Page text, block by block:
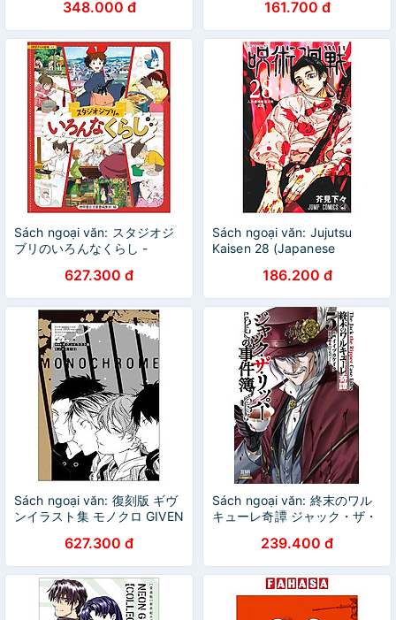
348.000 đ 161.700 đ
Sách ngoại văn: スタジオジ
ブリのいろんなくらし -
627.300 đ
Sách ngoại văn: Jujutsu
Kaisen 28 (Japanese
186.200 đ
Sách ngoại văn: 復刻版 ギヴ
ンイラスト集 モノクロ GIVEN
627.300 đ
Sách ngoại văn: 終末のワル
キューレ奇譚 ジャック・ザ・
Shuumatsu No Valkyle The
Jack The Ripper Case File 5
239.400 đ